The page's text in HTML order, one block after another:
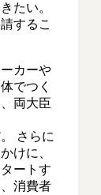
たい。
するこ
カーや
でつく
両大臣
さらに
けに、
ートす
消費者